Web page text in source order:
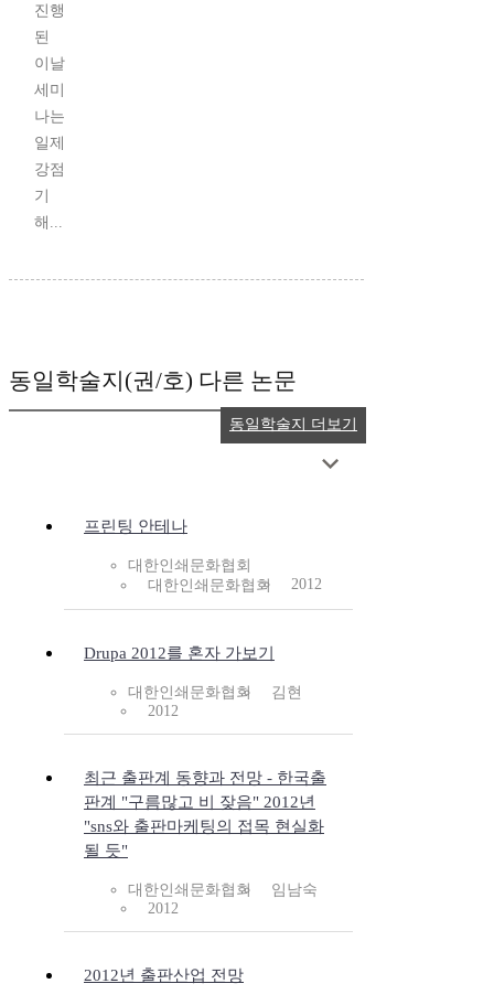
진행
된
이날
세미
나는
일제
강점
기
해...
동일학술지(권/호) 다른 논문
프린팅 안테나
대한인쇄문화협회
대한인쇄문화협회
2012
Drupa 2012를 혼자 가보기
대한인쇄문화협회
김현
2012
최근 출판계 동향과 전망 - 한국출
판계 "구름많고 비 잦음" 2012년
"sns와 출판마케팅의 접목 현실화
될 듯"
대한인쇄문화협회
임남숙
2012
2012년 출판산업 전망
동일학술지 더보기